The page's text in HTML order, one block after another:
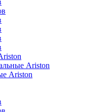
Ariston
Ariston